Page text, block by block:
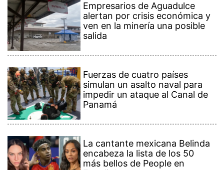
Empresarios de Aguadulce
alertan por crisis económica y
ven en la minería una posible
salida
Fuerzas de cuatro países
simulan un asalto naval para
impedir un ataque al Canal de
Panamá
La cantante mexicana Belinda
encabeza la lista de los 50
más bellos de People en